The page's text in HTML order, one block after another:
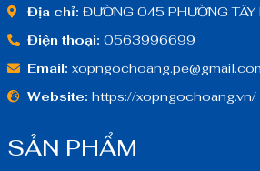
Địa chỉ: ĐƯỜNG 045 PHƯỜNG TÂY
Điện thoại: 0563996699
Email:
Website: https://xopngochoang.vn/
SẢN PHẨM